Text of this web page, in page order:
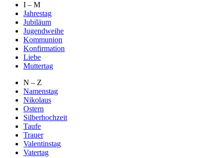
I – M
Jahrestag
Jubiläum
Jugendweihe
Kommunion
Konfirmation
Liebe
Muttertag
N – Z
Namenstag
Nikolaus
Ostern
Silberhochzeit
Taufe
Trauer
Valentinstag
Vatertag